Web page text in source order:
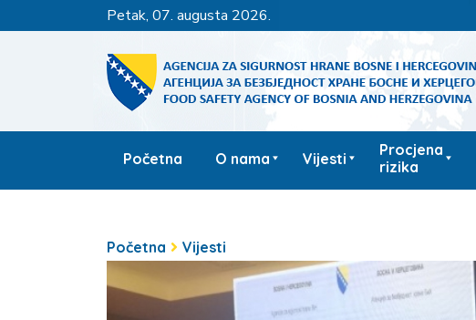
petak, 07. augusta 2026.
Početna O nama Vijesti
Procjena
rizika
Početna Vijesti